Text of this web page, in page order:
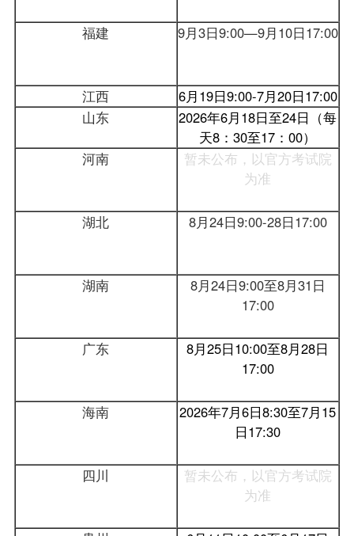
福建 9月3日9:00—9月10日17:00
江西
6月19日9:00-7月20日17:00
山东
2026年6月18日至24日（每
天8：30至17：00）
河南
暂未公布，以官方考试院
为准
湖北 8月24日9:00-28日17:00
湖南
8月24日9:00至8月31日
17:00
广东
8月25日10:00至8月28日
17:00
海南
2026年7月6日8:30至7月15
日17:30
四川
暂未公布，以官方考试院
为准